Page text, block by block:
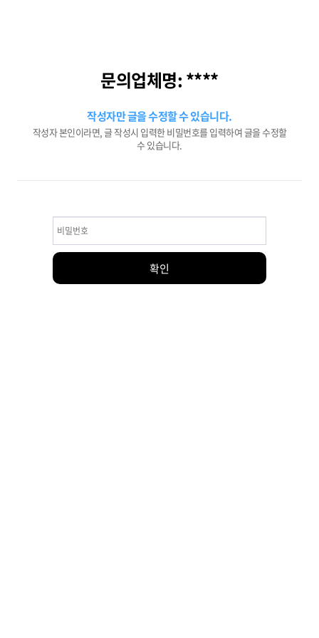
문의업체명: ****
작성자만 글을 수정할 수 있습니다.
작성자 본인이라면, 글 작성시 입력한 비밀번호를 입력하여 글을 수정할
수 있습니다.